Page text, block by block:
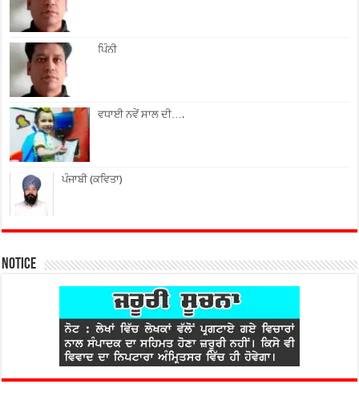
ਪਿੰਨੀ
ਵਧਾਈ ਨਵੇਂ ਸਾਲ ਦੀ….
ਪੰਜਾਬੀ (ਕਵਿਤਾ)
Notice